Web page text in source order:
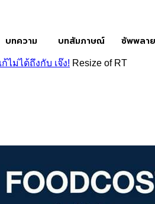
บทความ บทสัมภาษณ์ ซัพพลา
ไม่ได้ถึงกับ เจ๊ง! Resize of RT